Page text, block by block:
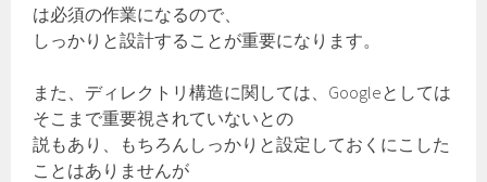
は必須の作業になるので、
しっかりと設計することが重要になります。
また、ディレクトリ構造に関しては、Googleとしては
そこまで重要視されていないとの
説もあり、もちろんしっかりと設定しておくにこした
ことはありませんが